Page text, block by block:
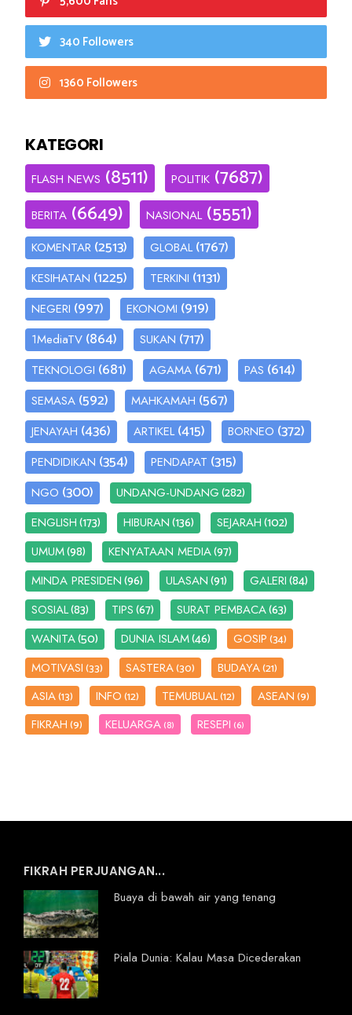
340 Followers
1360 Followers
KATEGORI
FLASH NEWS (8511) POLITIK (7687)
BERITA (6649) NASIONAL (5551)
KOMENTAR (2513) GLOBAL (1767)
KESIHATAN (1225) TERKINI (1131)
NEGERI (997) EKONOMI (919)
1MediaTV (864) SUKAN (717)
TEKNOLOGI (681) AGAMA (671) PAS (614)
SEMASA (592) MAHKAMAH (567)
JENAYAH (436) ARTIKEL (415) BORNEO (372)
PENDIDIKAN (354) PENDAPAT (315)
NGO (300) UNDANG-UNDANG(282)
ENGLISH(173) HIBURAN(136) SEJARAH(102)
UMUM(98) KENYATAAN MEDIA(97)
MINDA PRESIDEN(96) ULASAN(91) GALERI(84)
SOSIAL(83) TIPS(67) SURAT PEMBACA(63)
WANITA(50) DUNIA ISLAM(46) GOSIP(34)
MOTIVASI(33) SASTERA(30) BUDAYA(21)
ASIA(13) INFO(12) TEMUBUAL(12) ASEAN(9)
FIKRAH(9) KELUARGA (8) RESEPI (6)
FIKRAH PERJUANGAN...
Buaya di bawah air yang tenang
Piala Dunia: Kalau Masa Dicederakan